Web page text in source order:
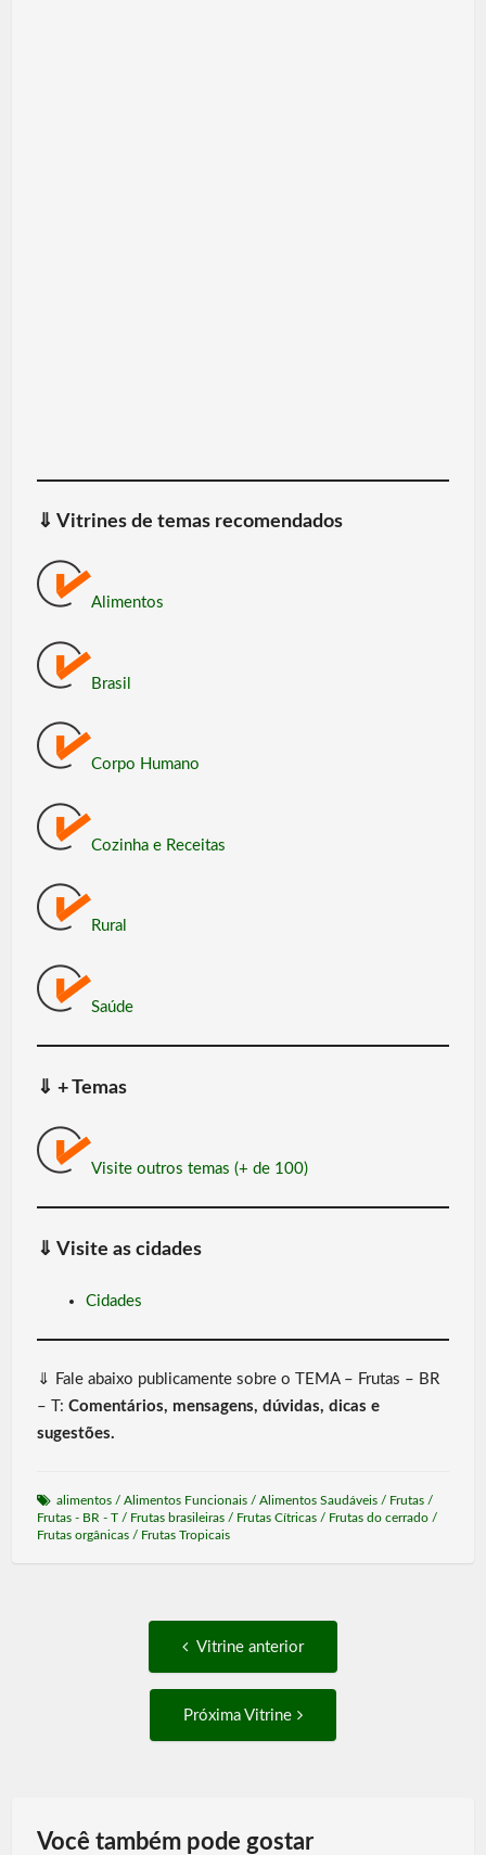
⇓ Vitrines de temas recomendados
Alimentos
Brasil
Corpo Humano
Cozinha e Receitas
Rural
Saúde
⇓ + Temas
Visite outros temas (+ de 100)
⇓ Visite as cidades
Cidades
⇓ Fale abaixo publicamente sobre o TEMA – Frutas – BR
– T: Comentários, mensagens, dúvidas, dicas e
sugestões.
alimentos/ Alimentos Funcionais/ Alimentos Saudáveis/ Frutas/
Frutas - BR - T/ Frutas brasileiras/ Frutas Cítricas/ Frutas do cerrado/
Frutas orgânicas/ Frutas Tropicais
navigation
Vitrine anterior
Próxima Vitrine
Você também pode gostar